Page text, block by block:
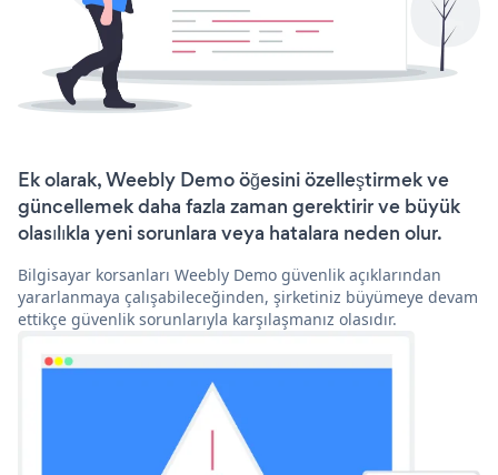
Ek olarak, Weebly Demo öğesini özelleştirmek ve
güncellemek daha fazla zaman gerektirir ve büyük
olasılıkla yeni sorunlara veya hatalara neden olur.
Bilgisayar korsanları Weebly Demo güvenlik açıklarından
yararlanmaya çalışabileceğinden, şirketiniz büyümeye devam
ettikçe güvenlik sorunlarıyla karşılaşmanız olasıdır.